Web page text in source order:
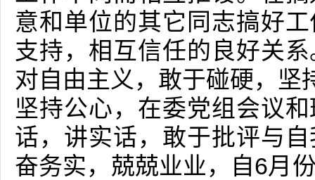
意和单位的其它同志搞好
支持，相互信任的良好关
对自由主义，敢于碰硬，坚
坚持公心，在委党组会议
话，讲实话，敢于批评与
奋务实，兢兢业业，自6月